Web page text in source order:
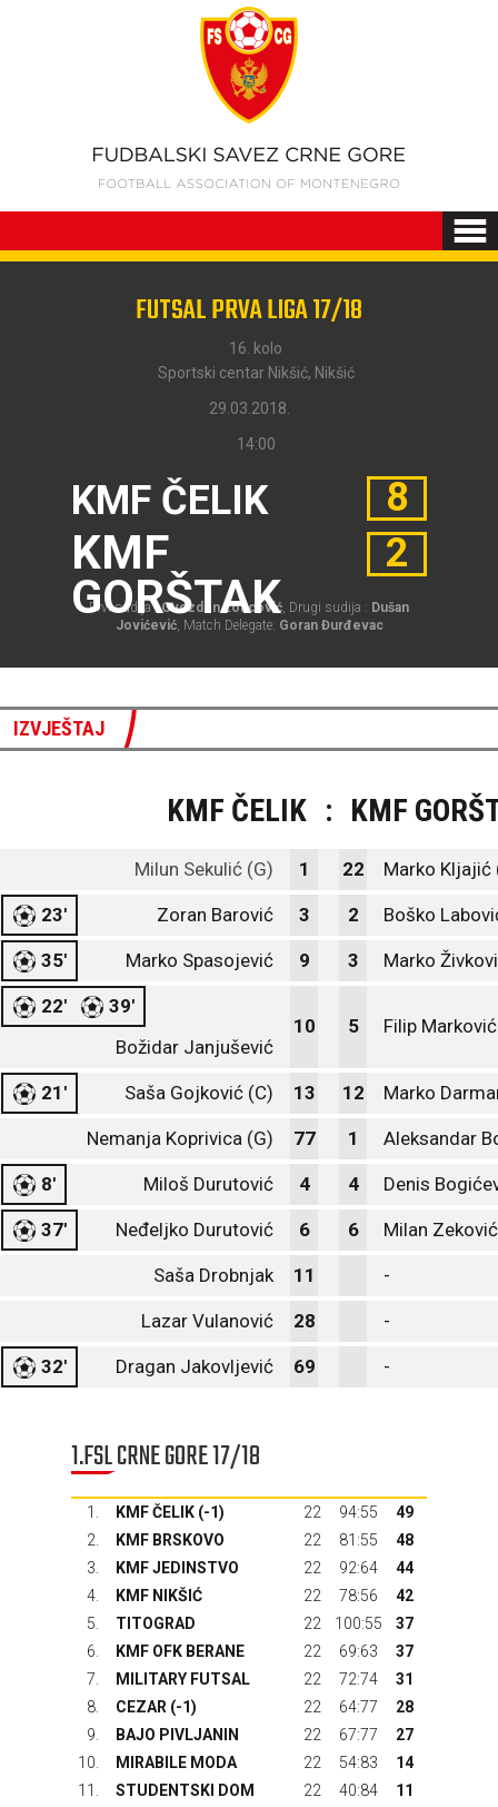
FUTSAL PRVA LIGA 17/18
16. kolo
Sportski centar Nikšić, Nikšić
29.03.2018.
14:00
KMF ČELIK
KMF
GORŠTAK
8
2
Prvi sudija :Gvozden Loncović, Drugi sudija : Dušan
Jovićević, Match Delegate: Goran Đurđevac
IZVJEŠTAJ
KMF ČELIK : KMF
Milun Sekulić (G) 1 22 Marko Kljajić
23' Zoran Barović 3 2 Boško
35' Marko Spasojević 9 3 Marko
22'
39'
Božidar Janjušević
10 5 Filip Marković
21' Saša Gojković (C) 13 12 Marko
Nemanja Koprivica (G) 77 1 Aleksandar
8' Miloš Durutović 4 4 Denis
37' Neđeljko Durutović 6 6 Milan Zeković
Saša Drobnjak 11 -
Lazar Vulanović 28 -
32' Dragan Jakovljević 69 -
1.FSL CRNE GORE 17/18
1. KMF ČELIK (-1) 22 94:55
49
2.
KMF BRSKOVO 22 81:55
48
3.
KMF JEDINSTVO 22 92:64
44
4.
KMF NIKŠIĆ 22 78:56
42
5.
TITOGRAD 22 100:55
37
6.
KMF OFK BERANE 22 69:63
37
7.
MILITARY FUTSAL 22 72:74
31
8.
CEZAR (-1) 22 64:77
28
9.
BAJO PIVLJANIN 22 67:77
27
10.
MIRABILE MODA 22 54:83
14
11.
STUDENTSKI DOM 22 40:84
11